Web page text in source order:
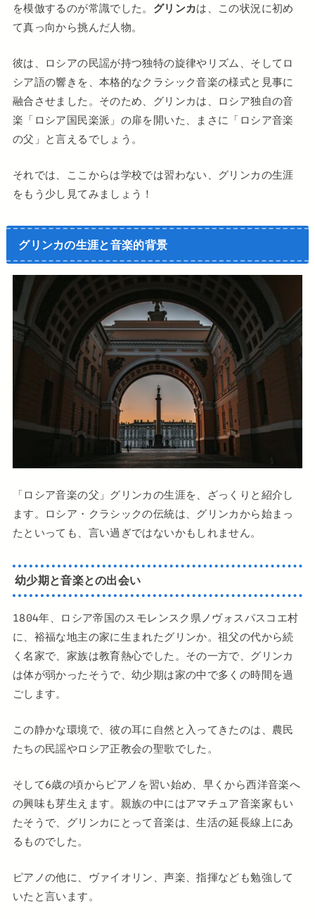
を模倣するのが常識でした。 グリンカは、この状況に初め
て真っ向から挑んだ人物。
彼は、ロシアの民謡が持つ独特の旋律やリズム、そしてロ
シア語の響きを、本格的なクラシック音楽の様式と見事に
融合させました。そのため、グリンカは、ロシア独自の音
楽「ロシア国民楽派」の扉を開いた、まさに「ロシア音楽
の父」と言えるでしょう。
それでは、ここからは学校では習わない、グリンカの生涯
をもう少し見てみましょう！
グリンカの生涯と音楽的背景
「ロシア音楽の父」グリンカの生涯を、ざっくりと紹介し
ます。ロシア・クラシックの伝統は、グリンカから始まっ
たといっても、言い過ぎではないかもしれません。
幼少期と音楽との出会い
1804年、ロシア帝国のスモレンスク県ノヴォスパスコエ村
に、裕福な地主の家に生まれたグリンか。祖父の代から続
く名家で、家族は教育熱心でした。その一方で、グリンカ
は体が弱かったそうで、幼少期は家の中で多くの時間を過
ごします。
この静かな環境で、彼の耳に自然と入ってきたのは、農民
たちの民謡やロシア正教会の聖歌でした。
そして6歳の頃からピアノを習い始め、早くから西洋音楽へ
の興味も芽生えます。親族の中にはアマチュア音楽家もい
たそうで、グリンカにとって音楽は、生活の延長線上にあ
るものでした。
ピアノの他に、ヴァイオリン、声楽、指揮なども勉強して
いたと言います。